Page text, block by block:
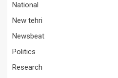
National
New tehri
Newsbeat
Politics
Research